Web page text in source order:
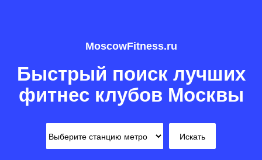
MoscowFitness.ru
Быстрый поиск лучших
фитнес клубов Москвы